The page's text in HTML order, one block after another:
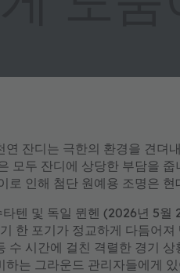
연 잔디는 극한의 환경을 견뎌
모두 잔디에 상당한 부담을
로 인해 첨단 원예용 조명은
텐 및 독일 뮌헨 (2026년 5월
한 포기가 정교하게 다듬어
수 시간에 걸친 격렬한 경기
하는 그라운드 관리자들에게